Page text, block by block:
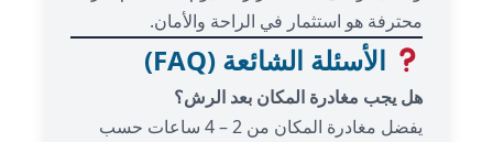
محترفة هو استثمار في الراحة والأمان.
الأسئلة الشائعة (FAQ)
هل يجب مغادرة المكان بعد الرش؟
يفضل مغادرة المكان من 2 – 4 ساعات حسب